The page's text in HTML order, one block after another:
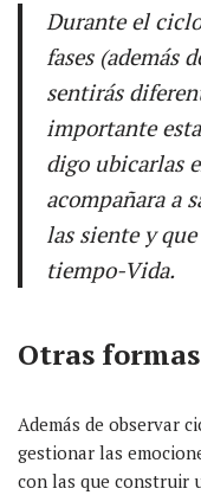
Durante el
fases (además
sentirás
importante
digo ubicarlas
acompañara a
las siente y
tiempo-Vida.
Otras formas
Además de observar
gestionar las
con las que construir